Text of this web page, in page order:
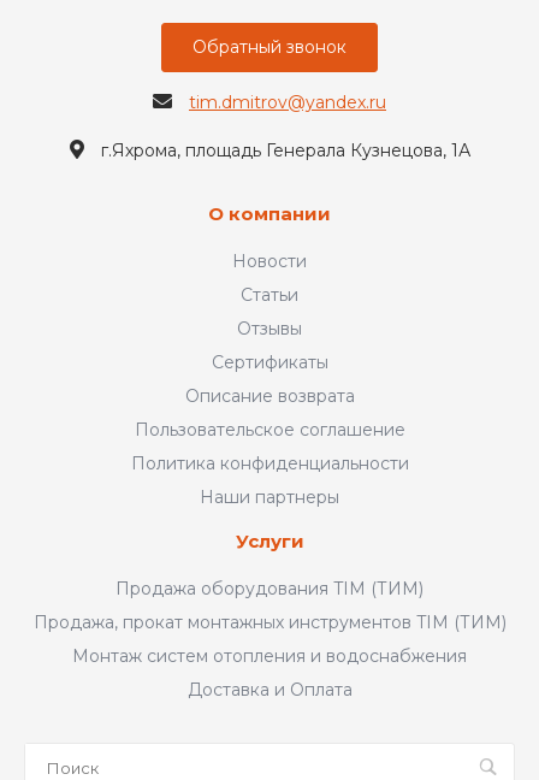
Обратный звонок
tim.dmitrov@yandex.ru
г.Яхрома, площадь Генерала Кузнецова, 1А
О компании
Новости
Статьи
Отзывы
Сертификаты
Описание возврата
Пользовательское соглашение
Политика конфиденциальности
Наши партнеры
Услуги
Продажа оборудования TIM (ТИМ)
Продажа, прокат монтажных инструментов TIM (ТИМ)
Монтаж систем отопления и водоснабжения
Доставка и Оплата